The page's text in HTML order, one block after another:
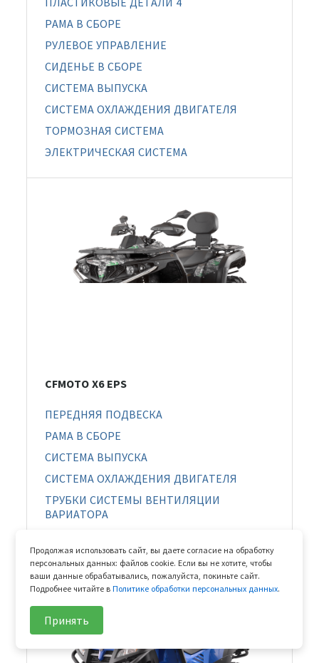
РАМА В СБОРЕ
РУЛЕВОЕ УПРАВЛЕНИЕ
СИДЕНЬЕ В СБОРЕ
СИСТЕМА ВЫПУСКА
СИСТЕМА ОХЛАЖДЕНИЯ ДВИГАТЕЛЯ
ТОРМОЗНАЯ СИСТЕМА
ЭЛЕКТРИЧЕСКАЯ СИСТЕМА
CFMOTO X6 EPS
ПЕРЕДНЯЯ ПОДВЕСКА
РАМА В СБОРЕ
СИСТЕМА ВЫПУСКА
СИСТЕМА ОХЛАЖДЕНИЯ ДВИГАТЕЛЯ
ТРУБКИ СИСТЕМЫ ВЕНТИЛЯЦИИ
ВАРИАТОРА
Продолжая использовать сайт, вы даете согласие на обработку
персональных данных: файлов cookie. Если вы не хотите, чтобы
ваши данные обрабатывались, пожалуйста, покиньте сайт.
Подробнее читайте вПолитике обработки персональных данных.
Принять